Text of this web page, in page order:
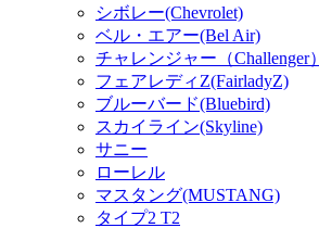
シボレー(Chevrolet)
ベル・エアー(Bel Air)
チャレンジャー（Challenger）
フェアレディZ(FairladyZ)
ブルーバード(Bluebird)
スカイライン(Skyline)
サニー
ローレル
マスタング(MUSTANG)
タイプ2 T2